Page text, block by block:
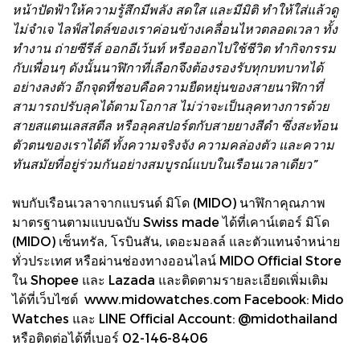
หน้าปัดฟ้าให้ความรู้สึกมีพลัง สดใส และมีมิติ ทำให้ใส่แล้วดู
ไม่จำเจ ไลฟ์สไตล์ของเราค่อนข้างเคลื่อนไหวตลอดเวลา ทั้ง
ทำงาน ถ่ายซีรีส์ ออกอีเว้นท์ หรือออกไปใช้ชีวิต ทำกิจกรรม
กับเพื่อนๆ ดังนั้นนาฬิกาที่เลือกจึงต้องรองรับทุกบทบาทได้
อย่างลงตัว อีกจุดที่ชอบคือความยืดหยุ่นของสายนาฬิกาที่
สามารถปรับลุคได้ตามโอกาส ไม่ว่าจะเป็นลุคทางการด้วย
สายสแตนเลสสตีล หรือลุคสปอร์ตกับสายยางสีดำ ซึ่งสะท้อน
ตัวตนของเราได้ดี ทั้งความจริงจัง ความคล่องตัว และความ
ทันสมัยที่อยู่ร่วมกันอย่างสมบูรณ์แบบในเรือนเวลาเดียว”
พบกับเรือนเวลาจากแบรนด์ มิโด (MIDO) นาฬิกาคุณภาพ
มาตรฐานตามแบบฉบับ Swiss made ได้ที่เคาน์เตอร์ มิโด
(MIDO) เซ็นทรัล, โรบินสัน, เดอะมอลล์ และตัวแทนจำหน่าย
ทั่วประเทศ หรือผ่านช่องทางออนไลน์ MIDO Official Store
ใน Shopee และ Lazada และติดตามรายละเอียดเพิ่มเติม
ได้ที่เว็บไซต์ www.midowatches.com Facebook: Mido
Watches และ LINE Official Account: @midothailand
หรือติดต่อได้ที่เบอร์ 02-146-8406